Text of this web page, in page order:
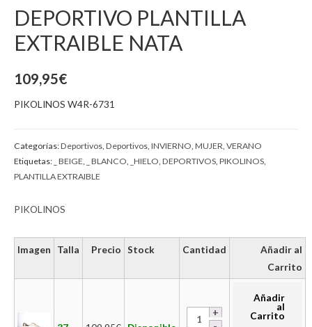
DEPORTIVO PLANTILLA
EXTRAIBLE NATA
109,95€
PIKOLINOS W4R-6731
Categorías:Deportivos Deportivos INVIERNO MUJER VERANO
Etiquetas: _ BEIGE _ BLANCO _HIELO DEPORTIVOS PIKOLINOS
PLANTILLA EXTRAIBLE
PIKOLINOS
Imagen Talla Precio Stock Cantidad
Añadir al
Carrito
Añadir
al
Carrito